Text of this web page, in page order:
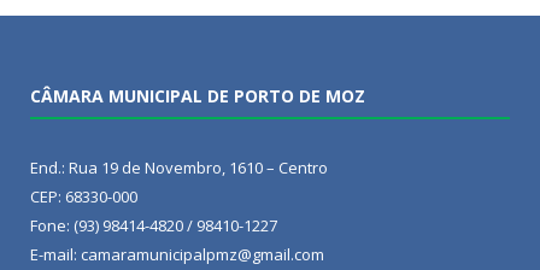
CÂMARA MUNICIPAL DE PORTO DE MOZ
End.: Rua 19 de Novembro, 1610 – Centro
CEP: 68330-000
Fone: (93) 98414-4820 / 98410-1227
E-mail: camaramunicipalpmz@gmail.com